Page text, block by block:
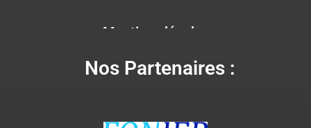
Mentions légales
Nos Partenaires :